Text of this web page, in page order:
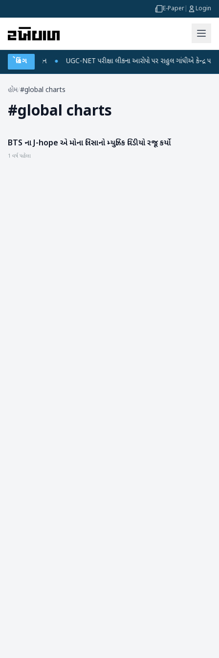
E-Paper Login
બ્રેકિંગ
અને ડેટા પ્લાન UGC-NET પરીક્ષા લીકના આરોપો પર રાહુલ ગાંધીએ કેન્દ્ર પર
હોમ/#global charts
#global charts
મનોરંજન
BTS ના J-hope એ મોના લિસાનો મ્યુઝિક વિડીયો રજૂ કર્યો
1 વર્ષ પહેલા